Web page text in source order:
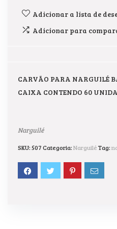
Adicionar a lista de
Adicionar para
CARVÃO PARA NARGUILÉ
CAIXA CONTENDO 60
Narguilé
SKU:507Categoria:NarguiléTag: